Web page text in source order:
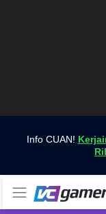
Info CUAN!